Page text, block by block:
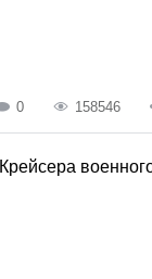
0 158546
Крейсера